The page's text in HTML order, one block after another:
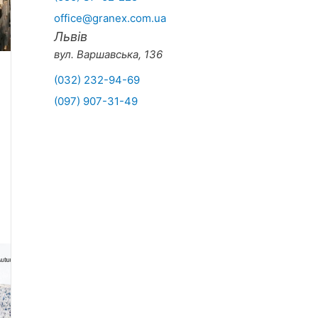
office@granex.com.ua
Львів
вул. Варшавська, 136
(032) 232-94-69
(097) 907-31-49